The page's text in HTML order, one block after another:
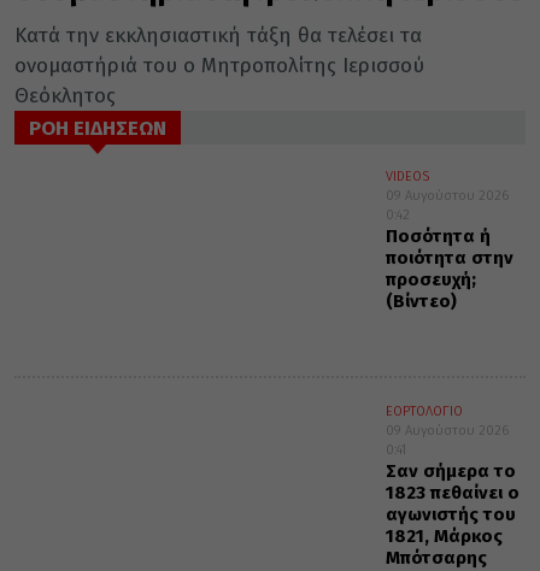
Κατά την εκκλησιαστική τάξη θα τελέσει τα
ονομαστήριά του ο Μητροπολίτης Ιερισσού
Θεόκλητος
ΡΟΗ ΕΙΔΗΣΕΩΝ
VIDEOS
09 Αυγούστου 2026
0:42
Ποσότητα ή
ποιότητα στην
προσευχή;
(Βίντεο)
ΕΟΡΤΟΛΟΓΙΟ
09 Αυγούστου 2026
0:41
Σαν σήμερα το
1823 πεθαίνει ο
αγωνιστής του
1821, Μάρκος
Μπότσαρης